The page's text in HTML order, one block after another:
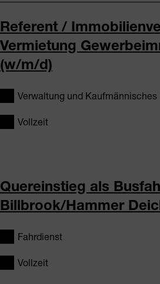
Referent /
Vermietung
(w/m/d)
Verwaltung und Kaufmännisches
Vollzeit
Quereinstieg als
Billbrook/Hammer
Fahrdienst
Vollzeit